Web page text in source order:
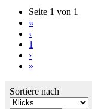
Seite 1 von 1
«
‹
1
›
»
Sortiere nach